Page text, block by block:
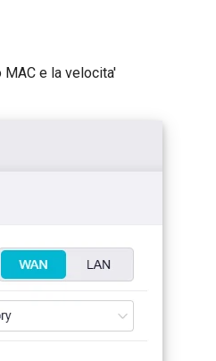
e la velocita'